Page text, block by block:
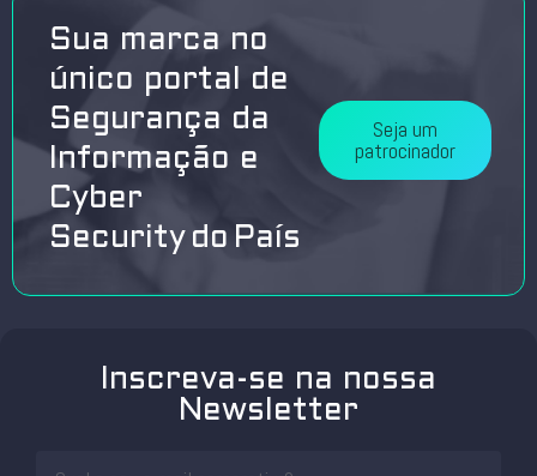
Sua marca no
único portal de
Segurança da
Informação e
Cyber
Security do País
Seja um
patrocinador
Inscreva-se na nossa
Newsletter